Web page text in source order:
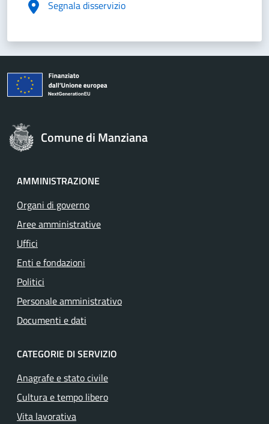
Segnala disservizio
Comune di Manziana
AMMINISTRAZIONE
Organi di governo
Aree amministrative
Uffici
Enti e fondazioni
Politici
Personale amministrativo
Documenti e dati
CATEGORIE DI SERVIZIO
Anagrafe e stato civile
Cultura e tempo libero
Vita lavorativa